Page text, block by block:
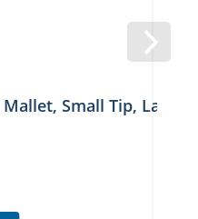
Large, CSBSML
Small Tip, Large